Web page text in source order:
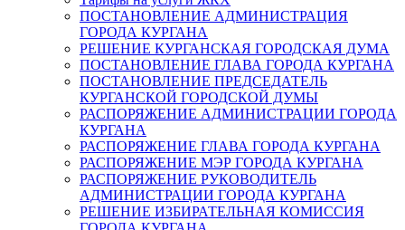
ПОСТАНОВЛЕНИЕ АДМИНИСТРАЦИЯ
ГОРОДА КУРГАНА
РЕШЕНИЕ КУРГАНСКАЯ ГОРОДСКАЯ ДУМА
ПОСТАНОВЛЕНИЕ ГЛАВА ГОРОДА КУРГАНА
ПОСТАНОВЛЕНИЕ ПРЕДСЕДАТЕЛЬ
КУРГАНСКОЙ ГОРОДСКОЙ ДУМЫ
РАСПОРЯЖЕНИЕ АДМИНИСТРАЦИИ ГОРОДА
КУРГАНА
РАСПОРЯЖЕНИЕ ГЛАВА ГОРОДА КУРГАНА
РАСПОРЯЖЕНИЕ МЭР ГОРОДА КУРГАНА
РАСПОРЯЖЕНИЕ РУКОВОДИТЕЛЬ
АДМИНИСТРАЦИИ ГОРОДА КУРГАНА
РЕШЕНИЕ ИЗБИРАТЕЛЬНАЯ КОМИССИЯ